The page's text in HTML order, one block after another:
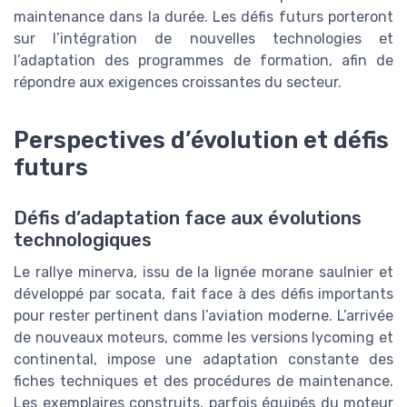
maintenance dans la durée. Les défis futurs porteront
sur l’intégration de nouvelles technologies et
l’adaptation des programmes de formation, afin de
répondre aux exigences croissantes du secteur.
Perspectives d’évolution et défis
futurs
Défis d’adaptation face aux évolutions
technologiques
Le rallye minerva, issu de la lignée morane saulnier et
développé par socata, fait face à des défis importants
pour rester pertinent dans l’aviation moderne. L’arrivée
de nouveaux moteurs, comme les versions lycoming et
continental, impose une adaptation constante des
fiches techniques et des procédures de maintenance.
Les exemplaires construits, parfois équipés du moteur